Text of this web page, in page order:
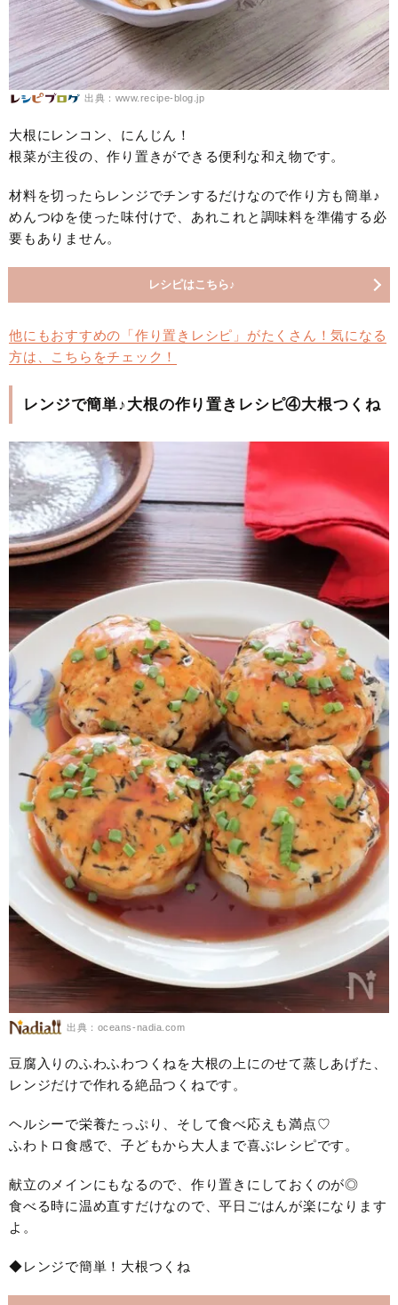
出典：www.recipe-blog.jp
大根にレンコン、にんじん！
根菜が主役の、作り置きができる便利な和え物です。
材料を切ったらレンジでチンするだけなので作り方も簡単♪
めんつゆを使った味付けで、あれこれと調味料を準備する必
要もありません。
レシピはこちら♪
他にもおすすめの「作り置きレシピ」がたくさん！気になる
方は、こちらをチェック！
レンジで簡単♪大根の作り置きレシピ④大根つくね
出典：oceans-nadia.com
豆腐入りのふわふわつくねを大根の上にのせて蒸しあげた、
レンジだけで作れる絶品つくねです。
ヘルシーで栄養たっぷり、そして食べ応えも満点♡
ふわトロ食感で、子どもから大人まで喜ぶレシピです。
献立のメインにもなるので、作り置きにしておくのが◎
食べる時に温め直すだけなので、平日ごはんが楽になります
よ。
◆レンジで簡単！大根つくね